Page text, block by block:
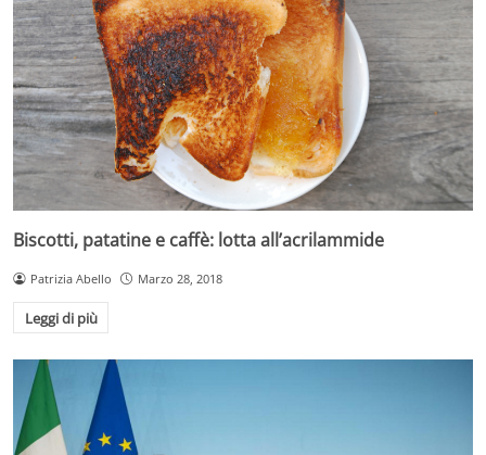
Biscotti, patatine e caffè: lotta all’acrilammide
Patrizia Abello Marzo 28, 2018
Leggi di più